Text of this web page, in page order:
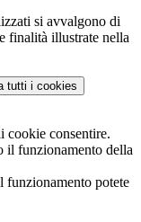
si avvalgono di
finalità illustrate nella
tutti i cookies
cookie consentire.
il funzionamento della
funzionamento potete